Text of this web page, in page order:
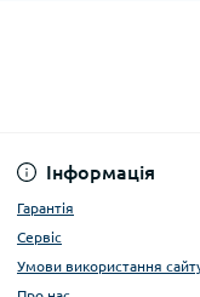
Інформація
Гарантія
Сервіс
Умови використання